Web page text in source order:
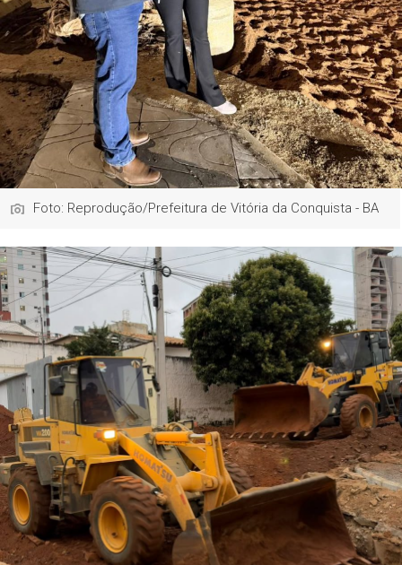
Foto: Reprodução/Prefeitura de Vitória da Conquista - BA